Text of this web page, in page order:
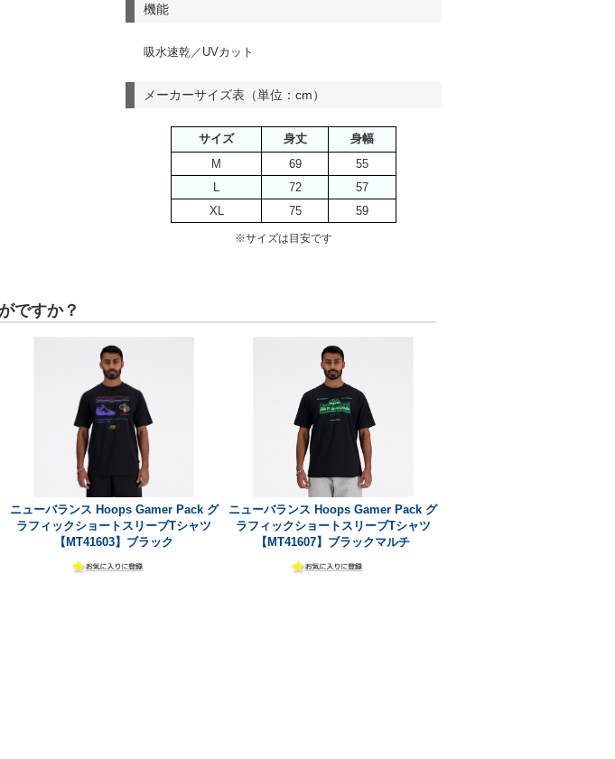
機能
吸水速乾／UVカット
メーカーサイズ表（単位：cm）
サイズ 身丈
身幅
M
69
55
L
72
57
XL
75 59
※サイズは目安です
ですか？
ニューバランス Hoops Gamer Pack グ
ラフィックショートスリーブTシャツ
【MT41603】ブラック
ニューバランス Hoops Gamer Pack グ
ラフィックショートスリーブTシャツ
【MT41607】ブラックマルチ